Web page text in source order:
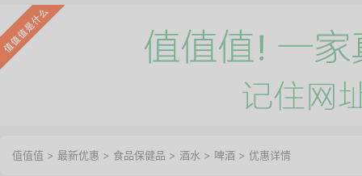
值值值 > 最新优惠 > 食品保健品 > 酒水 > 啤酒 > 优惠详情